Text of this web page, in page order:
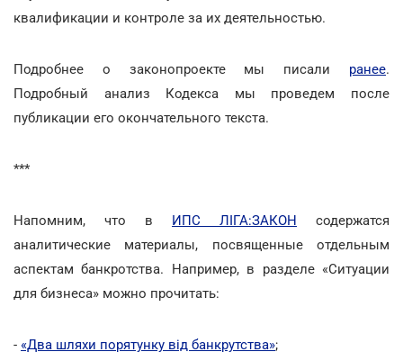
квалификации и контроле за их деятельностью.
Подробнее о законопроекте мы писали ранее.
Подробный анализ Кодекса мы проведем после
публикации его окончательного текста.
***
Напомним, что в ИПС ЛІГА:ЗАКОН содержатся
аналитические материалы, посвященные отдельным
аспектам банкротства. Например, в разделе «Ситуации
для бизнеса» можно прочитать:
- «Два шляхи порятунку від банкрутства»;